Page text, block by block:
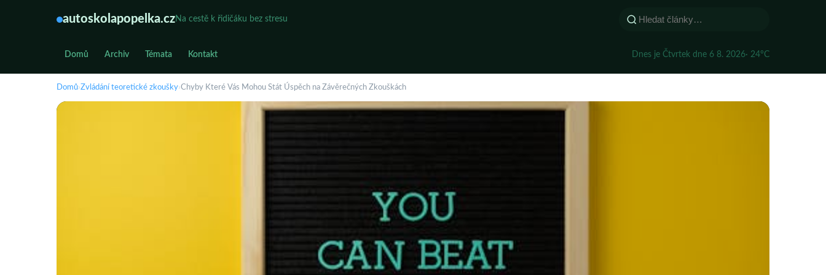
autoskolapopelka.czNa cestě k řidičáku bez stresu
Domů Archiv Témata Kontakt Dnes je Čtvrtek dne 6 8. 2026· 24°C
Domů›Zvládání teoretické zkoušky›Chyby Které Vás Mohou Stát Úspěch na Závěrečných Zkouškách